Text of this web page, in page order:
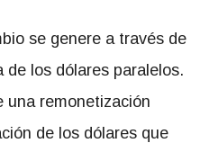
se genere a través de
de los dólares paralelos.
una remonetización
de los dólares que